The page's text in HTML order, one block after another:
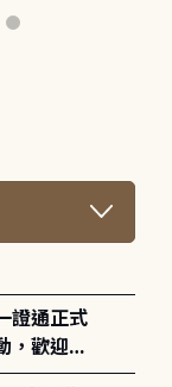
，歡迎踴